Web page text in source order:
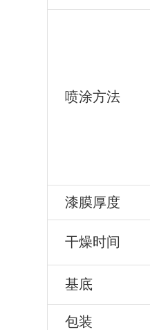
喷涂方法
漆膜厚度
干燥时间
基底
包装